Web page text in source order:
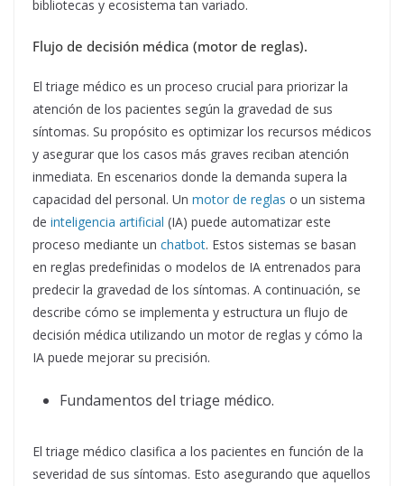
bibliotecas y ecosistema tan variado.
Flujo de decisión médica (motor de reglas).
El triage médico es un proceso crucial para priorizar la
atención de los pacientes según la gravedad de sus
síntomas. Su propósito es optimizar los recursos médicos
y asegurar que los casos más graves reciban atención
inmediata. En escenarios donde la demanda supera la
capacidad del personal. Un motor de reglas o un sistema
de inteligencia artificial (IA) puede automatizar este
proceso mediante un chatbot. Estos sistemas se basan
en reglas predefinidas o modelos de IA entrenados para
predecir la gravedad de los síntomas. A continuación, se
describe cómo se implementa y estructura un flujo de
decisión médica utilizando un motor de reglas y cómo la
IA puede mejorar su precisión.
Fundamentos del triage médico.
El triage médico clasifica a los pacientes en función de la
severidad de sus síntomas. Esto asegurando que aquellos